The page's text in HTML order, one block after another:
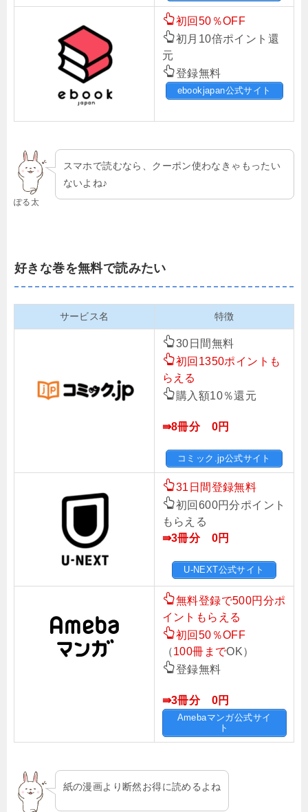
初回50％OFF
初月10倍ポイント還
元
登録無料
ebookjapan公式サイト
ぽる太
スマホで読むなら、クーポン使わなきゃもったい
ないよね♪
好きな巻を無料で読みたい
サービス名 特徴
30日間無料
初回1350ポイントも
らえる
購入額10％還元
⇛8冊分 0円
コミック.jp公式サイト
31日間登録無料
初回600円分ポイント
もらえる
⇛3冊分 0円
U-NEXT公式サイト
無料登録で500円分ポ
イントもらえる
初回50％OFF
（100冊までOK）
登録無料
⇛3冊分 0円
Amebaマンガ公式サイ
ト
紙の漫画より断然お得に読めるよね